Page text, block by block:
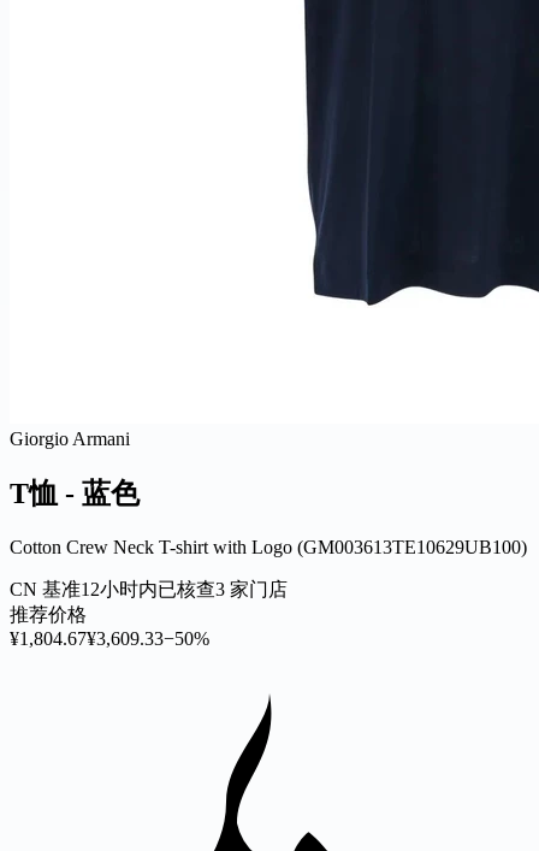
Giorgio Armani
T恤 - 蓝色
Cotton Crew Neck T-shirt with Logo (GM003613TE10629UB100)
CN 基准12小时内已核查3 家门店
推荐价格
¥1,804.67¥3,609.33−50%